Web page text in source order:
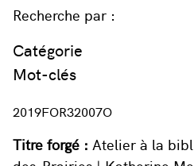
Recherche par :
Catégorie
Mot-clés
2019FOR32007O
Titre forgé : Atelier à la